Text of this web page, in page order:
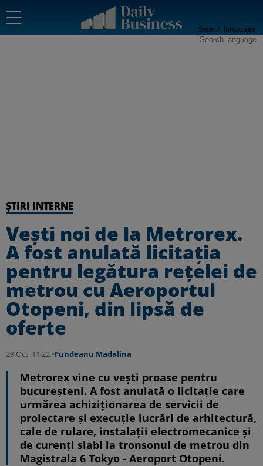
Search language
ȘTIRI INTERNE
Vești noi de la Metrorex.
A fost anulată licitația
pentru legătura rețelei de
metrou cu Aeroportul
Otopeni, din lipsă de
oferte
29 Oct, 11:22 •Fundeanu Madalina
Metrorex vine cu vești proase pentru
bucureșteni. A fost anulată o licitație care
urmărea achiziționarea de servicii de
proiectare și execuție lucrări de arhitectură,
cale de rulare, instalații electromecanice și
de curenți slabi la tronsonul de metrou din
Magistrala 6 Tokyo - Aeroport Otopeni.